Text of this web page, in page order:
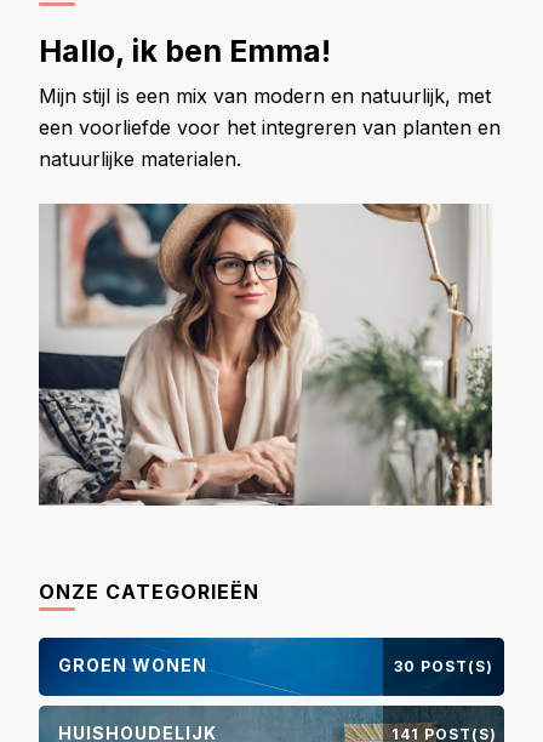
Hallo, ik ben Emma!
Mijn stijl is een mix van modern en natuurlijk, met
een voorliefde voor het integreren van planten en
natuurlijke materialen.
ONZE CATEGORIEËN
GROEN WONEN 30 POST(S)
HUISHOUDELIJK 141 POST(S)